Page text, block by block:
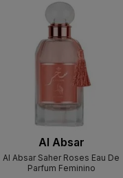
Al Absar
Al Absar Saher Roses Eau De
Parfum Feminino